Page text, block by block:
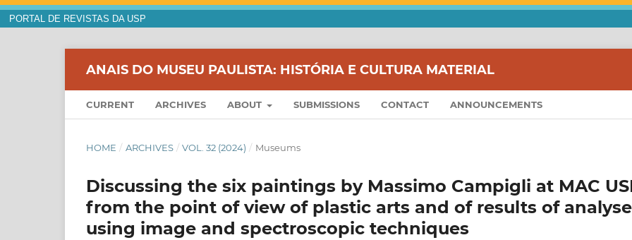
PORTAL DE REVISTAS DA USP
ANAIS DO MUSEU PAULISTA: HISTÓRIA E CULTURA MATERIAL
CURRENT ARCHIVES ABOUT SUBMISSIONS CONTACT ANNOUNCEMENTS
HOME / ARCHIVES / VOL. 32 (2024) / Museums
Discussing the six paintings by Massimo Campigli at MAC
from the point of view of plastic arts and of results of
using image and spectroscopic techniques